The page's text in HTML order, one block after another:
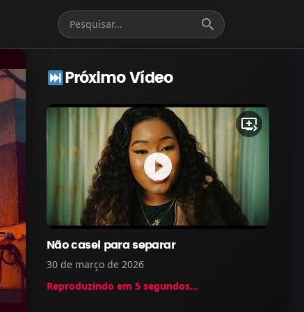
search
Próximo Vídeo
play_circle_filled
queue_play_next
Não casei para separar
30 de março de 2026
Reproduzindo em 5 segundos...